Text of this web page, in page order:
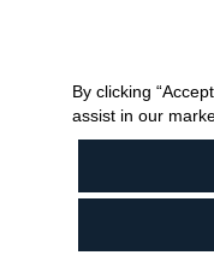
By clicking
assist in our